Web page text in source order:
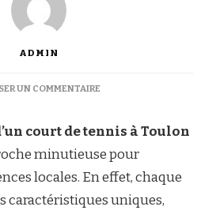
ADMIN
UN COMMENTAIRESUR
IL
D’ADAPTER
LA
CONSTRUCTION
D’UN
court de tennis à Toulon
minutieuse pour
locales. En effet, chaque
caractéristiques uniques,